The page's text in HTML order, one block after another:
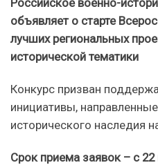
объявляет о старте
лучших региональных
исторической тематики
Конкурс призван
инициативы,
исторического наследия
Срок приема заявок – с 22